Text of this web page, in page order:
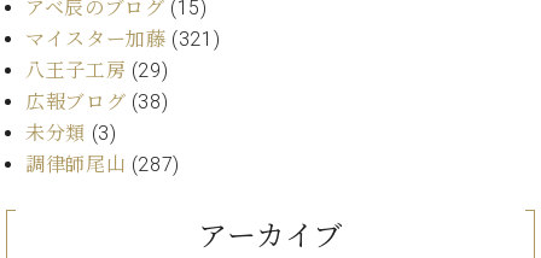
レ
ジ
デ
ン
ス
番
号
前
に
ベ
ー
ン
コ
ン
サ
ロ
ン・
調
律
方
ま
で
大
歓
ベヒ
会
アベ辰のブログ (15)
マイスター加藤 (321)
八王子工房 (29)
広報ブログ (38)
未分類 (3)
調律師尾山 (287)
アーカイブ